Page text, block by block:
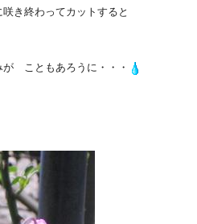
終わってカットすると
こともあろうに・・・